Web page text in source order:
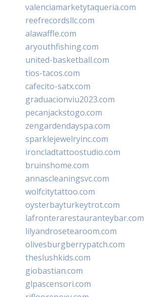
valenciamarketytaqueria.com
reefrecordsllc.com
alawaffle.com
aryouthfishing.com
united-basketball.com
tios-tacos.com
cafecito-satx.com
graduacionviu2023.com
pecanjackstogo.com
zengardendayspa.com
sparklejewelryinc.com
ironcladtattoostudio.com
bruinshome.com
annascleaningsvc.com
wolfcitytattoo.com
oysterbayturkeytrot.com
lafronterarestauranteybar.com
lilyandrosetearoom.com
olivesburgberrypatch.com
theslushkids.com
giobastian.com
glpascensori.com